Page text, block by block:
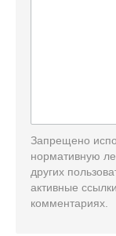
Запрещено
нормативную
других
активные
комментариях.